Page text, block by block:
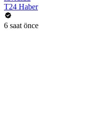
T24 Haber
6 saat önce